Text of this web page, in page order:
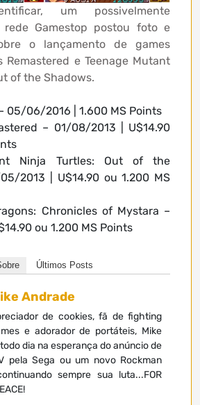
um possivelmente
Gamestop postou foto e
o lançamento de games
Remastered e Teenage Mutant
of the Shadows.
05/06/2016 | 1.600 MS Points
– 01/08/2013 | U$14.90
Ninja Turtles: Out of the
2013 | U$14.90 ou 1.200 MS
Chronicles of Mystara –
ou 1.200 MS Points
Últimos Posts
Andrade
de cookies, fã de fighting
e adorador de portáteis, Mike
dia na esperança do anúncio de
pela Sega ou um novo Rockman
sempre sua luta...FOR